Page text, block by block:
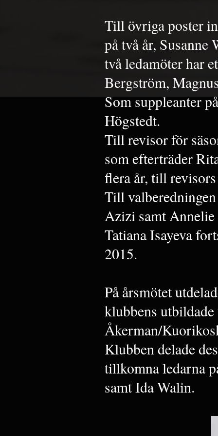
Till övriga poster
på två år, Susanne
två ledamöter har
Bergström,
Som suppleanter
Högstedt.
Till revisor för
som efterträder
flera år, till
Till
Azizi samt
Tatiana Isayeva
2015.
På årsmötet
klubbens
Åkerman/
Klubben delade
tillkomna ledarna
samt Ida Walin.